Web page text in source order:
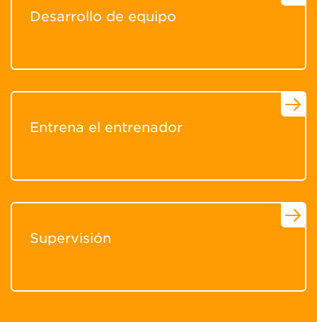
Desarrollo de equipo
Entrena el entrenador
Supervisión